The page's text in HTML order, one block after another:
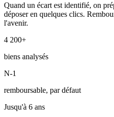
Quand un écart est identifié, on
déposer en quelques clics.
l'avenir.
4 200+
biens analysés
N-1
remboursable, par défaut
Jusqu'à 6 ans